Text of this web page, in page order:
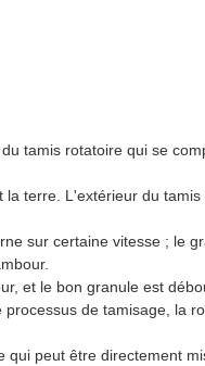
tamis rotatoire qui se
terre. L'extérieur du
sur certaine vitesse ; le
et le bon granule est
de tamisage, la
peut être directement